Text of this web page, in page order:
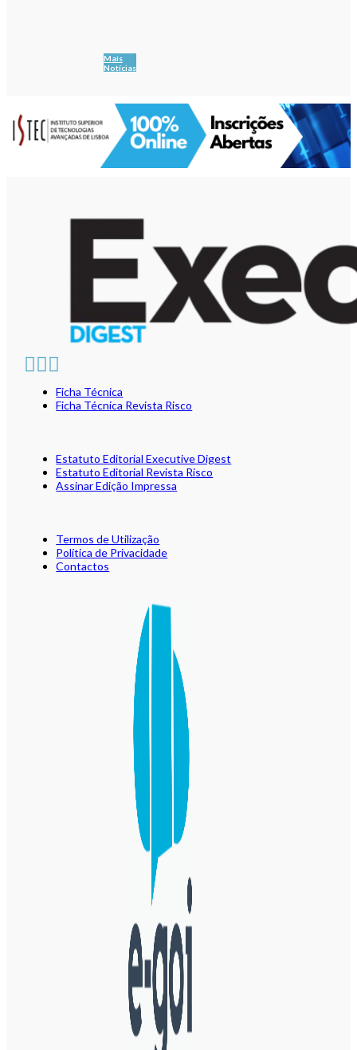
Mais
Notícias
Ficha Técnica
Ficha Técnica Revista Risco
Estatuto Editorial Executive Digest
Estatuto Editorial Revista Risco
Assinar Edição Impressa
Termos de Utilização
Política de Privacidade
Contactos